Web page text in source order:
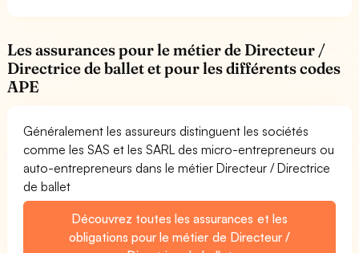
Les assurances pour le métier de Directeur /
Directrice de ballet et pour les différents codes
APE
Généralement les assureurs distinguent les sociétés
comme les SAS et les SARL des micro-entrepreneurs ou
auto-entrepreneurs dans le métier Directeur / Directrice
de ballet
Découvrez toutes les assurances et les
obligations pour le métier de Directeur /